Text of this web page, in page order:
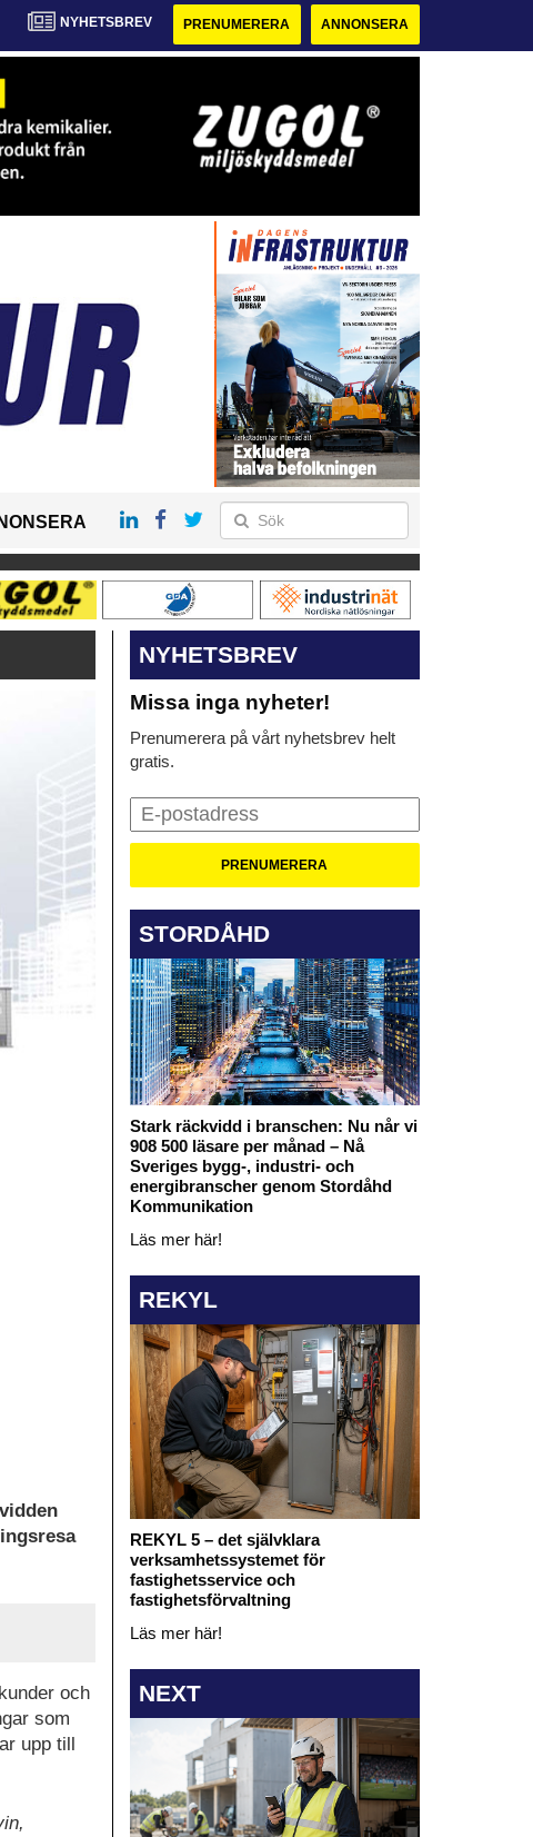
NYHETSBREV PRENUMERERA ANNONSERA
och
som
upp till
NYHETSBREV
Missa inga nyheter!
Prenumerera på vårt nyhetsbrev helt
gratis.
STORDÅHD
Stark räckvidd i branschen: Nu når vi
908 500 läsare per månad – Nå
Sveriges bygg-, industri- och
energibranscher genom Stordåhd
Kommunikation
Läs mer här!
REKYL
REKYL 5 – det självklara
verksamhetssystemet för
fastighetsservice och
fastighetsförvaltning
Läs mer här!
NEXT